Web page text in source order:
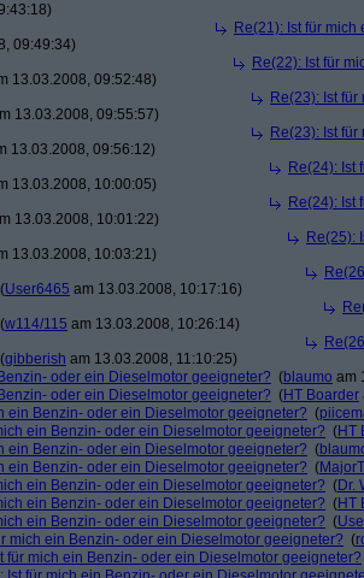
Re(21): Ist für
09:49:34)
Re(22): Ist für
13.03.2008, 09:52:48)
Re(23): Ist
13.03.2008, 09:55:57)
Re(23): Ist
13.03.2008, 09:56:12)
Re(24): Ist
13.03.2008, 10:00:05)
Re(24): Ist
13.03.2008, 10:01:22)
Re(25):
13.03.2008, 10:03:21)
(User6465 am 13.03.2008, 10:17:16)
(w114/115 am 13.03.2008, 10:26:14)
(gibberish am 13.03.2008, 11:10:25)
oder ein Dieselmotor geeigneter? (blaumo am
oder ein Dieselmotor geeigneter? (HT Boarder
ein Benzin- oder ein Dieselmotor geeigneter? (
ein Benzin- oder ein Dieselmotor geeigneter? (HT
ein Benzin- oder ein Dieselmotor geeigneter? (
ein Benzin- oder ein Dieselmotor geeigneter? (
ein Benzin- oder ein Dieselmotor geeigneter? (Dr.
ein Benzin- oder ein Dieselmotor geeigneter? (HT
ein Benzin- oder ein Dieselmotor geeigneter? (
mich ein Benzin- oder ein Dieselmotor geeigneter? (
für mich ein Benzin- oder ein Dieselmotor geeigneter?